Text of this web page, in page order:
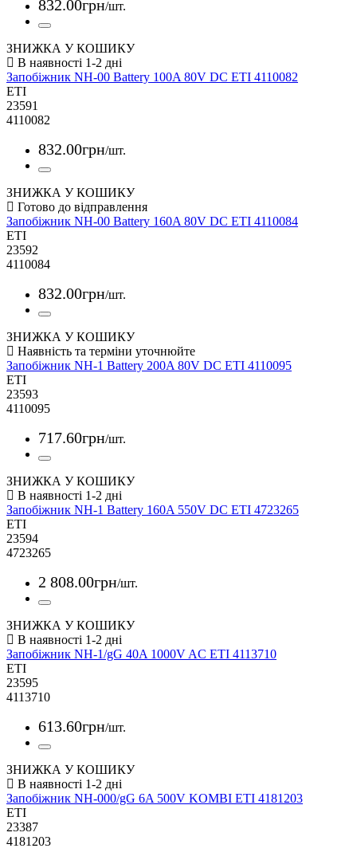
832.00грн/шт.
ЗНИЖКА У КОШИКУ
Запобіжник NH-00 Battery 100A 80V DC ETI 4110082
ETI
23591
4110082
832.00грн/шт.
ЗНИЖКА У КОШИКУ
Запобіжник NH-00 Battery 160A 80V DC ETI 4110084
ETI
23592
4110084
832.00грн/шт.
ЗНИЖКА У КОШИКУ
Запобіжник NH-1 Battery 200A 80V DC ETI 4110095
ETI
23593
4110095
717.60грн/шт.
ЗНИЖКА У КОШИКУ
Запобіжник NH-1 Battery 160A 550V DC ETI 4723265
ETI
23594
4723265
2 808.00грн/шт.
ЗНИЖКА У КОШИКУ
Запобіжник NH-1/gG 40A 1000V AC ETI 4113710
ETI
23595
4113710
613.60грн/шт.
ЗНИЖКА У КОШИКУ
Запобіжник NH-000/gG 6A 500V KOMBI ETI 4181203
ETI
23387
4181203